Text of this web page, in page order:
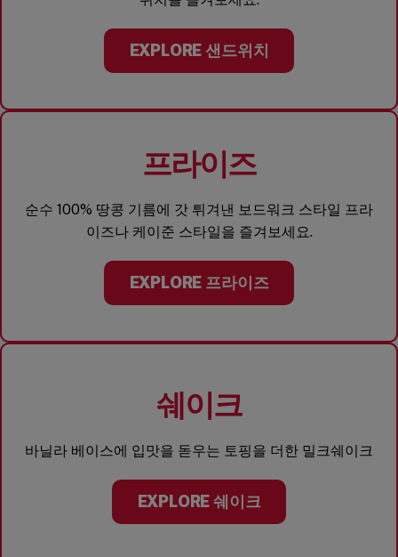
EXPLORE 샌드위치
프라이즈
순수 100% 땅콩 기름에 갓 튀겨낸 보드워크 스타일 프라
이즈나 케이준 스타일을 즐겨보세요.
EXPLORE 프라이즈
쉐이크
바닐라 베이스에 입맛을 돋우는 토핑을 더한 밀크쉐이크
EXPLORE 쉐이크